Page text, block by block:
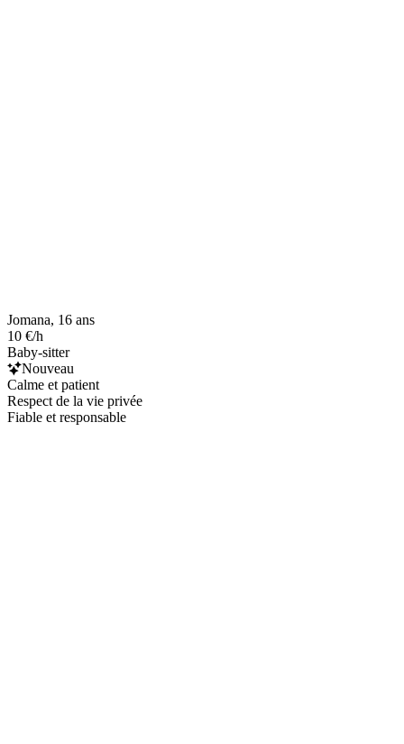
Jomana, 16 ans
10 €/h
Baby-sitter
Nouveau
Calme et patient
Respect de la vie privée
Fiable et responsable